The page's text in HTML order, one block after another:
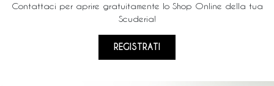
Contattaci per aprire gratuitamente lo Shop Online della tua
Scuderia!
REGISTRATI